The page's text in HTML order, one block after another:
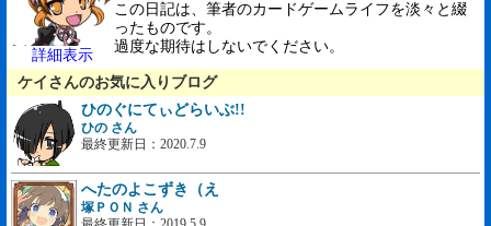
詳細表示
この日記は、筆者のカードゲームライフを淡々と綴
ったものです。
過度な期待はしないでください。
ケイさんのお気に入りブログ
ひのぐにてぃどらいぶ!!
ひの さん
最終更新日：2020.7.9
へたのよこずき（え
塚ＰＯＮ さん